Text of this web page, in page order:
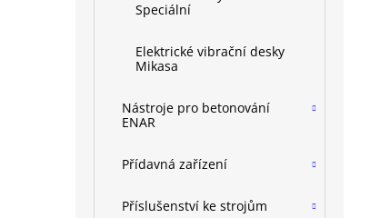
Speciální
Elektrické vibrační desky
Mikasa
Nástroje pro betonování
ENAR
Přídavná zařízení
Příslušenství ke strojům